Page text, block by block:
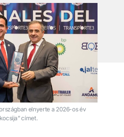
elnyerte a 2026-os év
címet.